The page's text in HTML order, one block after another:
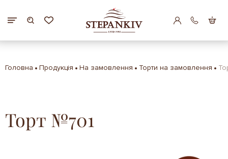
Головна Продукція На замовлення Торти на замовлення
Торт №701